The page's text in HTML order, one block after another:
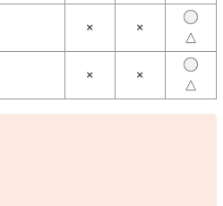
たウール製のC-2セーターのデザイ
扱いやすくタフなスウェット生地で
ウター、本格的に寒い季節にはミッ
けてレイヤリングの機会が多くなる
も一役買ってくれるアイテムです。
×
×
△
×
×
△